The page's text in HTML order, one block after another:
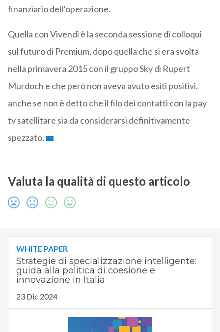
finanziario dell’operazione.
Quella con Vivendi è la seconda sessione di colloqui
sul futuro di Premium, dopo quella che si era svolta
nella primavera 2015 con il gruppo Sky di Rupert
Murdoch e che però non aveva avuto esiti positivi,
anche se non è detto che il filo dei contatti con la pay
tv satellitare sia da considerarsi definitivamente
spezzato.
Valuta la qualità di questo articolo
WHITE PAPER
Strategie di specializzazione intelligente:
guida alla politica di coesione e
innovazione in Italia
23 Dic 2024